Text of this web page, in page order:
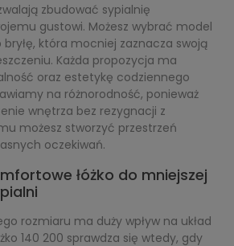
zbudować sypialnię
gustowi. Możesz wybrać model
która mocniej zaznacza swoją
Każda propozycja ma
oraz estetykę codziennego
na różnorodność, ponieważ
wnętrza bez rezygnacji z
możesz stworzyć przestrzeń
oczekiwań.
łóżko do mniejszej
rozmiaru ma duży wpływ na układ
140 200 sprawdza się wtedy, gdy